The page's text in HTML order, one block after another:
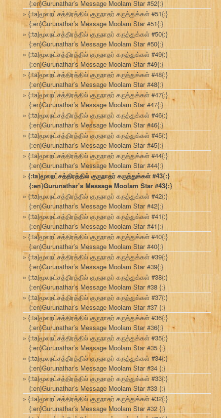
{:en}Gurunathar’s Message Moolam Star #52{:}
{:ta}மூலநட்சத்திரத்தில் குருநாதர் கருத்துக்கள் #51{:}
{:en}Gurunathar’s Message Moolam Star #51{:}
{:ta}மூலநட்சத்திரத்தில் குருநாதர் கருத்துக்கள் #50{:}
{:en}Gurunathar’s Message Moolam Star #50{:}
{:ta}மூலநட்சத்திரத்தில் குருநாதர் கருத்துக்கள் #49{:}
{:en}Gurunathar’s Message Moolam Star #49{:}
{:ta}மூலநட்சத்திரத்தில் குருநாதர் கருத்துக்கள் #48{:}
{:en}Gurunathar’s Message Moolam Star #48{:}
{:ta}மூலநட்சத்திரத்தில் குருநாதர் கருத்துக்கள் #47{:}
{:en}Gurunathar’s Message Moolam Star #47{:}
{:ta}மூலநட்சத்திரத்தில் குருநாதர் கருத்துக்கள் #46{:}
{:en}Gurunathar’s Message Moolam Star #46{:}
{:ta}மூலநட்சத்திரத்தில் குருநாதர் கருத்துக்கள் #45{:}
{:en}Gurunathar’s Message Moolam Star #45{:}
{:ta}மூலநட்சத்திரத்தில் குருநாதர் கருத்துக்கள் #44{:}
{:en}Gurunathar’s Message Moolam Star #44{:}
{:ta}மூலநட்சத்திரத்தில் குருநாதர் கருத்துக்கள் #43{:}
{:en}Gurunathar’s Message Moolam Star #43{:}
{:ta}மூலநட்சத்திரத்தில் குருநாதர் கருத்துக்கள் #42{:}
{:en}Gurunathar’s Message Moolam Star #42{:}
{:ta}மூலநட்சத்திரத்தில் குருநாதர் கருத்துக்கள் #41{:}
{:en}Gurunathar’s Message Moolam Star #41{:}
{:ta}மூலநட்சத்திரத்தில் குருநாதர் கருத்துக்கள் #40{:}
{:en}Gurunathar’s Message Moolam Star #40{:}
{:ta}மூலநட்சத்திரத்தில் குருநாதர் கருத்துக்கள் #39{:}
{:en}Gurunathar’s Message Moolam Star #39{:}
{:ta}மூலநட்சத்திரத்தில் குருநாதர் கருத்துக்கள் #38{:}
{:en}Gurunathar’s Message Moolam Star #38 {:}
{:ta}மூலநட்சத்திரத்தில் குருநாதர் கருத்துக்கள் #37{:}
{:en}Gurunathar’s Message Moolam Star #37 {:}
{:ta}மூலநட்சத்திரத்தில் குருநாதர் கருத்துக்கள் #36{:}
{:en}Gurunathar’s Message Moolam Star #36{:}
{:ta}மூலநட்சத்திரத்தில் குருநாதர் கருத்துக்கள் #35{:}
{:en}Gurunathar’s Message Moolam Star #35 {:}
{:ta}மூலநட்சத்திரத்தில் குருநாதர் கருத்துக்கள் #34{:}
{:en}Gurunathar’s Message Moolam Star #34 {:}
{:ta}மூலநட்சத்திரத்தில் குருநாதர் கருத்துக்கள் #33{:}
{:en}Gurunathar’s Message Moolam Star #33 {:}
{:ta}மூலநட்சத்திரத்தில் குருநாதர் கருத்துக்கள் #32{:}
{:en}Gurunathar’s Message Moolam Star #32 {:}